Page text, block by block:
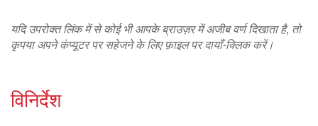
यदि उपरोक्त लिंक में से कोई भी आपके ब्राउज़र में अजीब वर्ण दिखाता है, तो
कृपया अपने कंप्यूटर पर सहेजने के लिए फ़ाइल पर दायाँ-क्लिक करें।
विनिर्देश